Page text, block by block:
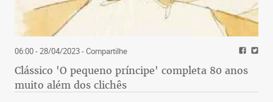
06:00 - 28/04/2023- Compartilhe
Clássico 'O pequeno príncipe' completa 80 anos
muito além dos clichês